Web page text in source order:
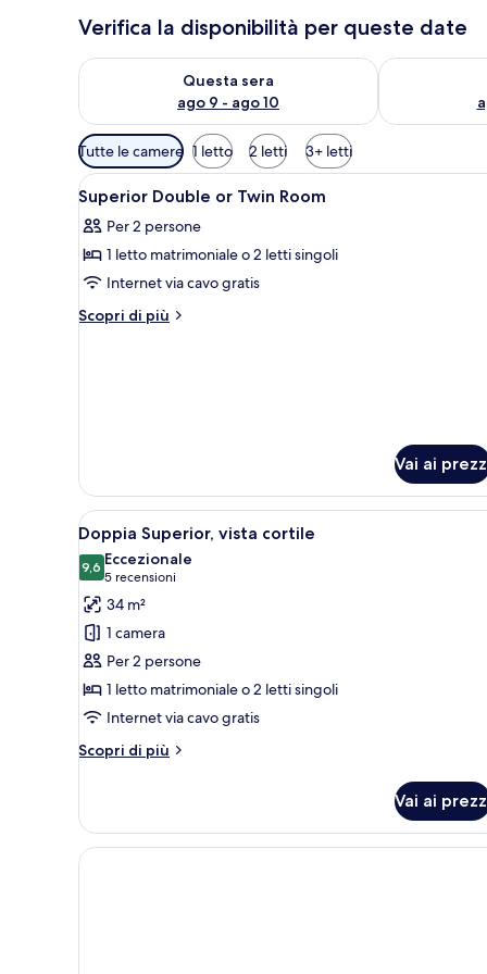
Verifica la disponibilità per queste date
Questa sera
ago 9 - ago 10
Verifica la disponibilità per questa sera, ago 9 - ago
Verifica la
Filtri
disponibili
per
camere
Tutte le camere 1 letto 2 letti 3+ letti
Apri
tutte
le
foto
per
Superior
Camera d'albergo con due
2
Superior Double or Twin Room
Per 2 persone
1 letto matrimoniale o 2 letti singoli
Internet via cavo gratis
Scopri di più
Altri
Vai ai
Apri
tutte
le
foto
per
Doppia
Superior,
vista
cortile
Una camera d'albergo con
10
Doppia Superior, vista cortile
9,69,6 su 10
Eccezionale
5 recensioni
(5
recensioni)
34 m²
1 camera
Per 2 persone
1 letto matrimoniale o 2 letti singoli
Internet via cavo gratis
Scopri di più
Altri
Superior,
vista
cortile
Vai ai